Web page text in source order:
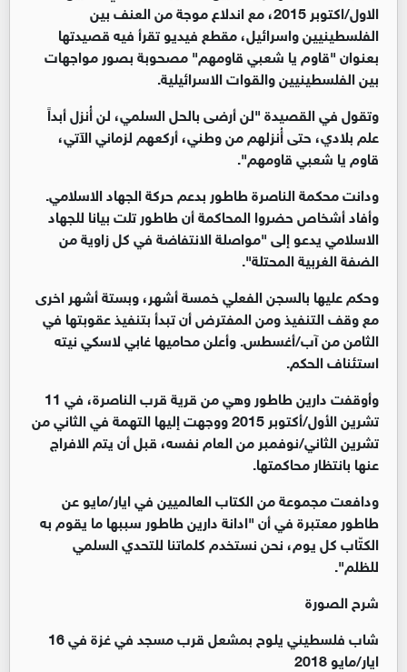
الاول/اكتوبر 2015، مع اندلاع موجة من العنف بين
الفلسطينيين واسرائيل، مقطع فيديو تقرأ فيه قصيدتها
بعنوان "قاوم يا شعبي قاومهم" مصحوبة بصور مواجهات
بين الفلسطينيين والقوات الاسرائيلية.
وتقول في القصيدة "لن أرضى بالحل السلمي، لن أُنزل أبداً
علم بلادي، حتى أُنزلهم من وطني، أركعهم لزماني الآتي،
قاوم يا شعبي قاومهم".
ودانت محكمة الناصرة طاطور بدعم حركة الجهاد الاسلامي.
وأفاد أشخاص حضروا المحاكمة أن طاطور تلت بيانا للجهاد
الاسلامي يدعو إلى "مواصلة الانتفاضة في كل زاوية من
الضفة الغربية المحتلة".
وحكم عليها بالسجن الفعلي خمسة أشهر، وبستة أشهر اخرى
مع وقف التنفيذ ومن المفترض أن تبدأ بتنفيذ عقوبتها في
الثامن من آب/أغسطس. وأعلن محاميها غابي لاسكي نيته
استئناف الحكم.
وأوقفت دارين طاطور وهي من قرية قرب الناصرة، في 11
تشرين الأول/أكتوبر 2015 ووجهت إليها التهمة في الثاني من
تشرين الثاني/نوفمبر من العام نفسه، قبل أن يتم الافراج
عنها بانتظار محاكمتها.
ودافعت مجموعة من الكتاب العالميين في ايار/مايو عن
طاطور معتبرة في أن "ادانة دارين طاطور سببها ما يقوم به
الكتّاب كل يوم، نحن نستخدم كلماتنا للتحدي السلمي
للظلم".
شرح الصورة
شاب فلسطيني يلوح بمشعل قرب مسجد في غزة في 16
ايار/مايو 2018